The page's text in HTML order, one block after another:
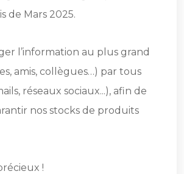
de Mars 2025.
l’information au plus grand
amis, collègues…) par tous
réseaux sociaux...), afin de
nos stocks de produits
!